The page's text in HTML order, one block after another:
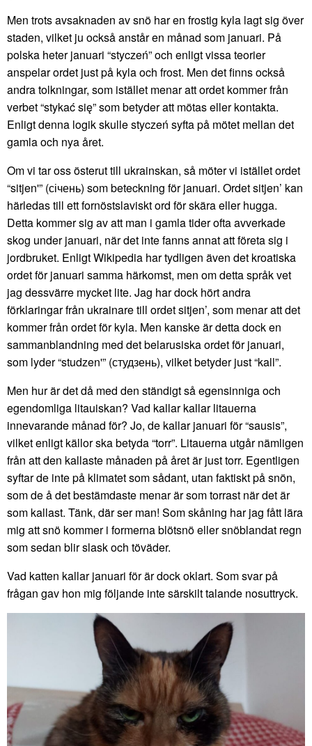
Men trots avsaknaden av snö har en frostig kyla lagt sig över
staden, vilket ju också anstår en månad som januari. På
polska heter januari “styczeń” och enligt vissa teorier
anspelar ordet just på kyla och frost. Men det finns också
andra tolkningar, som istället menar att ordet kommer från
verbet “stykać się” som betyder att mötas eller kontakta.
Enligt denna logik skulle styczeń syfta på mötet mellan det
gamla och nya året.
Om vi tar oss österut till ukrainskan, så möter vi istället ordet
“sitjen'” (січень) som beteckning för januari. Ordet sitjen’ kan
härledas till ett fornöstslaviskt ord för skära eller hugga.
Detta kommer sig av att man i gamla tider ofta avverkade
skog under januari, när det inte fanns annat att företa sig i
jordbruket. Enligt Wikipedia har tydligen även det kroatiska
ordet för januari samma härkomst, men om detta språk vet
jag dessvärre mycket lite. Jag har dock hört andra
förklaringar från ukrainare till ordet sitjen’, som menar att det
kommer från ordet för kyla. Men kanske är detta dock en
sammanblandning med det belarusiska ordet för januari,
som lyder “studzen'” (студзень), vilket betyder just “kall”.
Men hur är det då med den ständigt så egensinniga och
egendomliga litauiskan? Vad kallar kallar litauerna
innevarande månad för? Jo, de kallar januari för “sausis”,
vilket enligt källor ska betyda “torr”. Litauerna utgår nämligen
från att den kallaste månaden på året är just torr. Egentligen
syftar de inte på klimatet som sådant, utan faktiskt på snön,
som de å det bestämdaste menar är som torrast när det är
som kallast. Tänk, där ser man! Som skåning har jag fått lära
mig att snö kommer i formerna blötsnö eller snöblandat regn
som sedan blir slask och töväder.
Vad katten kallar januari för är dock oklart. Som svar på
frågan gav hon mig följande inte särskilt talande nosuttryck.